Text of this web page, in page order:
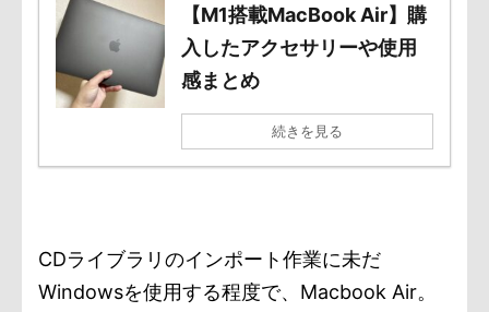
【M1搭載MacBook Air】購
入したアクセサリーや使用
感まとめ
続きを見る
CDライブラリのインポート作業に未だ
Windowsを使用する程度で、Macbook Air。